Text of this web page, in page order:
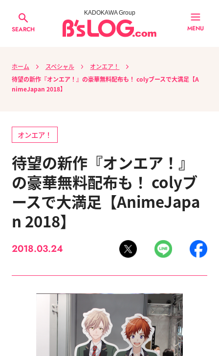
SEARCH
KADOKAWA Group
MENU
ホーム スペシャル
オンエア！
待望の新作『オンエア！』の豪華無料配布も！ colyブースで大満足【A
nimeJapan 2018】
オンエア！
待望の新作『オンエア！』
の豪華無料配布も！ colyブ
ースで大満足【AnimeJapa
n 2018】
2018.03.24